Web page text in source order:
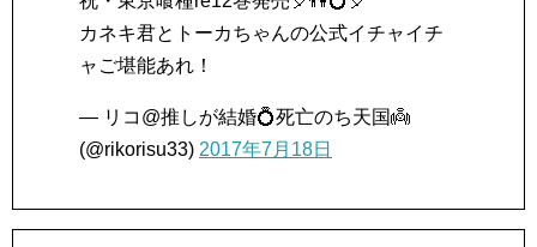
カネキ君とトーカちゃんの公式イチャイチ
ャご堪能あれ！
— リコ@推しが結婚💍死亡のち天国👼
(@rikorisu33) 2017年7月18日